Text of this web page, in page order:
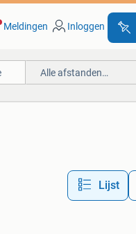
Meldingen Inloggen
Alle afstanden…
Lijst